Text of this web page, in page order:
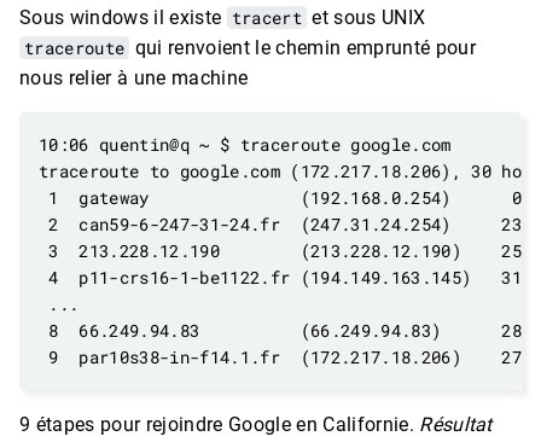
Sous windows il existe tracert et sous UNIX
traceroute qui renvoient le chemin emprunté pour
nous relier à une machine
9 étapes pour rejoindre Google en Californie. Résultat